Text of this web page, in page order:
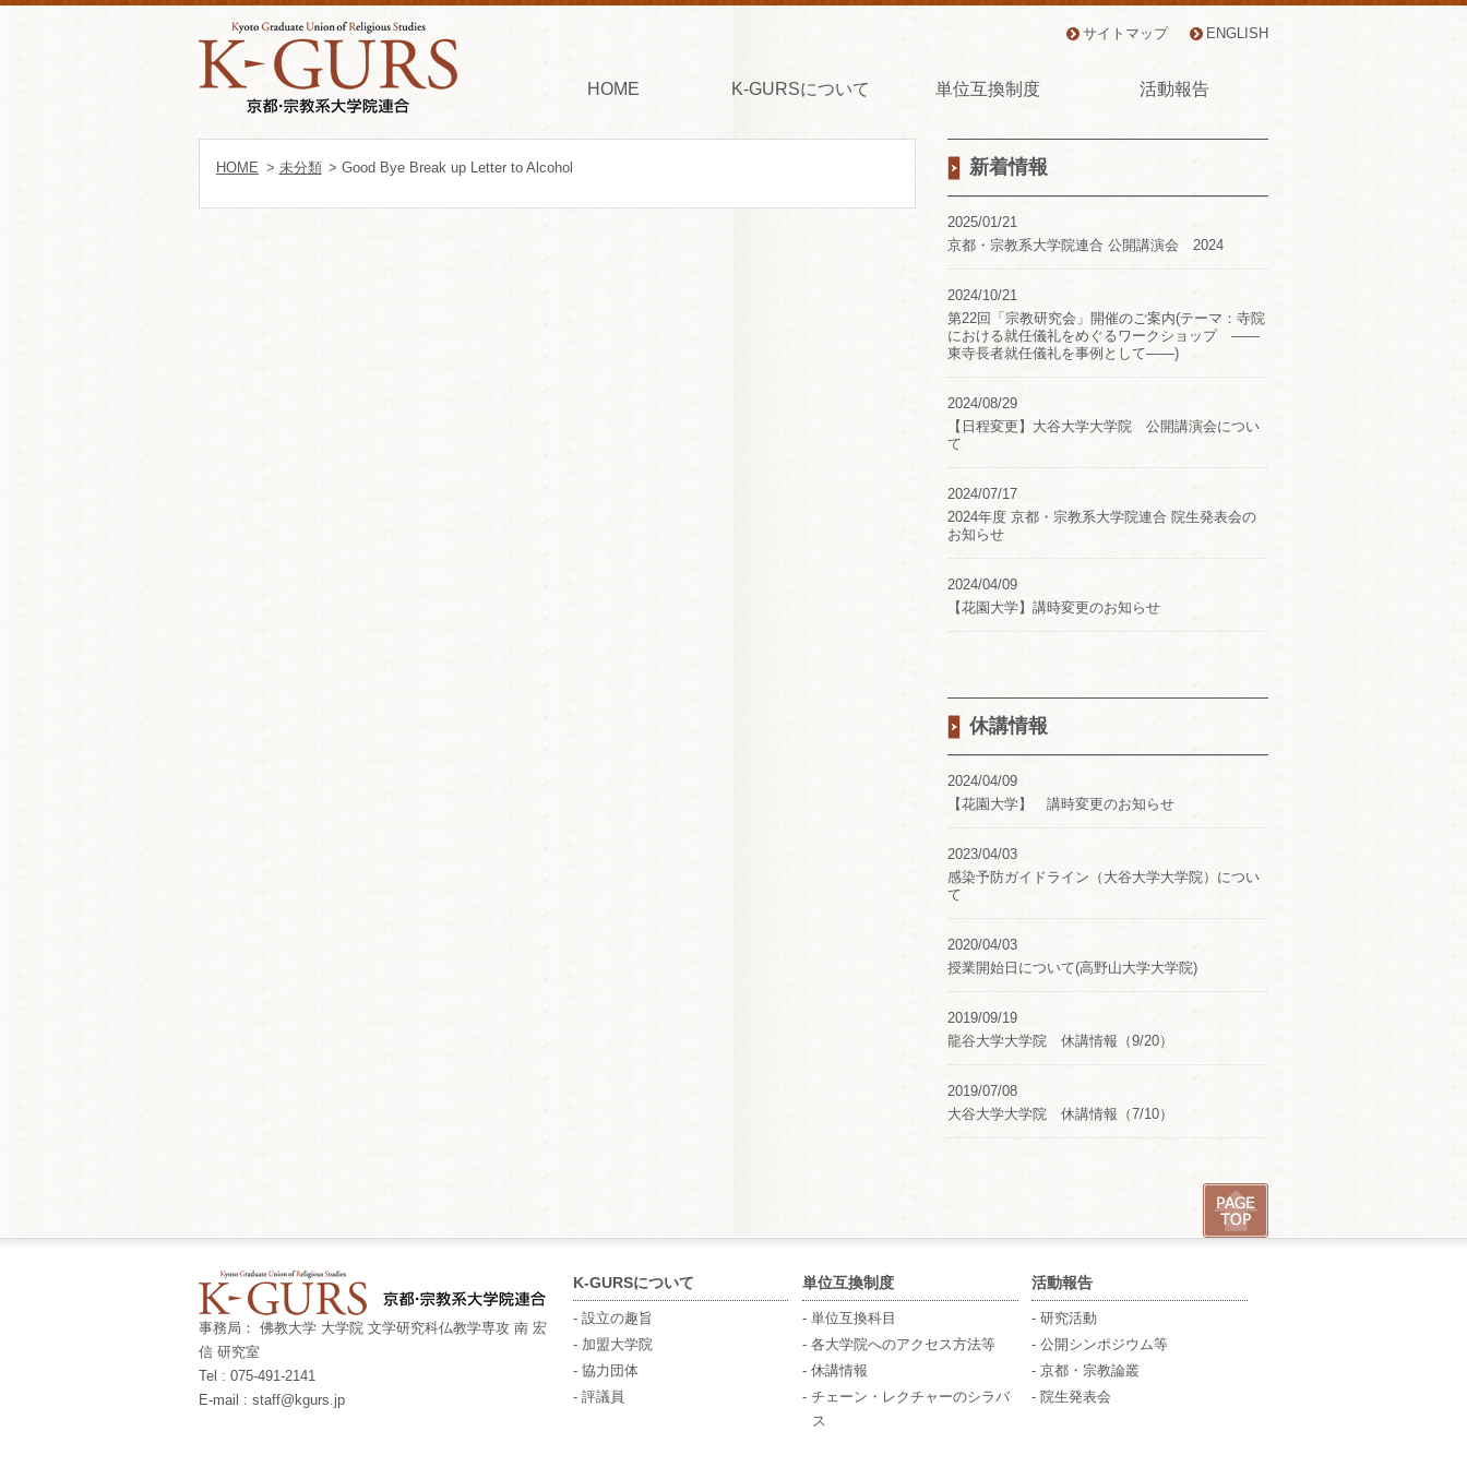
サイトマップ ENGLISH
HOME K-GURSについて 単位互換制度 活動報告
新着情報
2025/01/21
京都・宗教系大学院連合 公開講演会 2024
2024/10/21
第22回「宗教研究会」開催のご案内(テーマ：寺院
における就任儀礼をめぐるワークショップ ――
東寺長者就任儀礼を事例として――)
2024/08/29
【日程変更】大谷大学大学院 公開講演会につい
て
2024/07/17
2024年度 京都・宗教系大学院連合 院生発表会の
お知らせ
2024/04/09
【花園大学】講時変更のお知らせ
休講情報
2024/04/09
【花園大学】 講時変更のお知らせ
2023/04/03
感染予防ガイドライン（大谷大学大学院）につい
て
2020/04/03
授業開始日について(高野山大学大学院)
2019/09/19
龍谷大学大学院 休講情報（9/20）
2019/07/08
大谷大学大学院 休講情報（7/10）
HOME > 未分類 > Good Bye Break up Letter to Alcohol
事務局： 佛教大学 大学院 文学研究科仏教学専攻 南 宏
信 研究室
Tel : 075-491-2141
E-mail : staff@kgurs.jp
K-GURSについて
- 設立の趣旨
- 加盟大学院
- 協力団体
- 評議員
単位互換制度
- 単位互換科目
- 各大学院へのアクセス方法等
- 休講情報
- チェーン・レクチャーのシラバ
ス
活動報告
- 研究活動
- 公開シンポジウム等
- 京都・宗教論叢
- 院生発表会